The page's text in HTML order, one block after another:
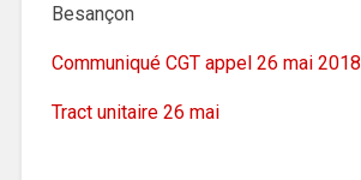
Besançon
Communiqué CGT appel 26 mai 2018
Tract unitaire 26 mai